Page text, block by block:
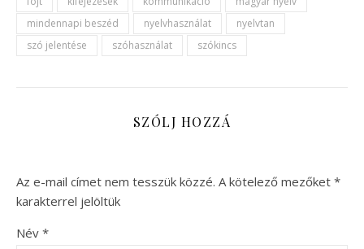
mindennapi beszéd
nyelvhasználat
nyelvtan
szó jelentése
szóhasználat szókincs
SZÓLJ HOZZÁ
Az e-mail címet nem tesszük közzé. A kötelező mezőket *
karakterrel jelöltük
Név *